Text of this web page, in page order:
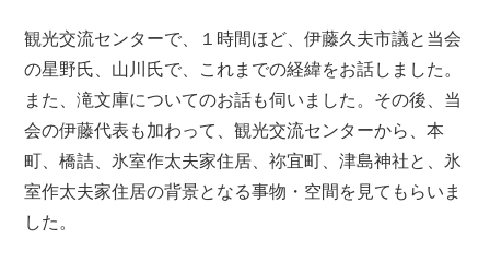
観光交流センターで、１時間ほど、伊藤久夫市議と当会
の星野氏、山川氏で、これまでの経緯をお話しました。
また、滝文庫についてのお話も伺いました。その後、当
会の伊藤代表も加わって、観光交流センターから、本
町、橋詰、氷室作太夫家住居、祢宜町、津島神社と、氷
室作太夫家住居の背景となる事物・空間を見てもらいま
した。